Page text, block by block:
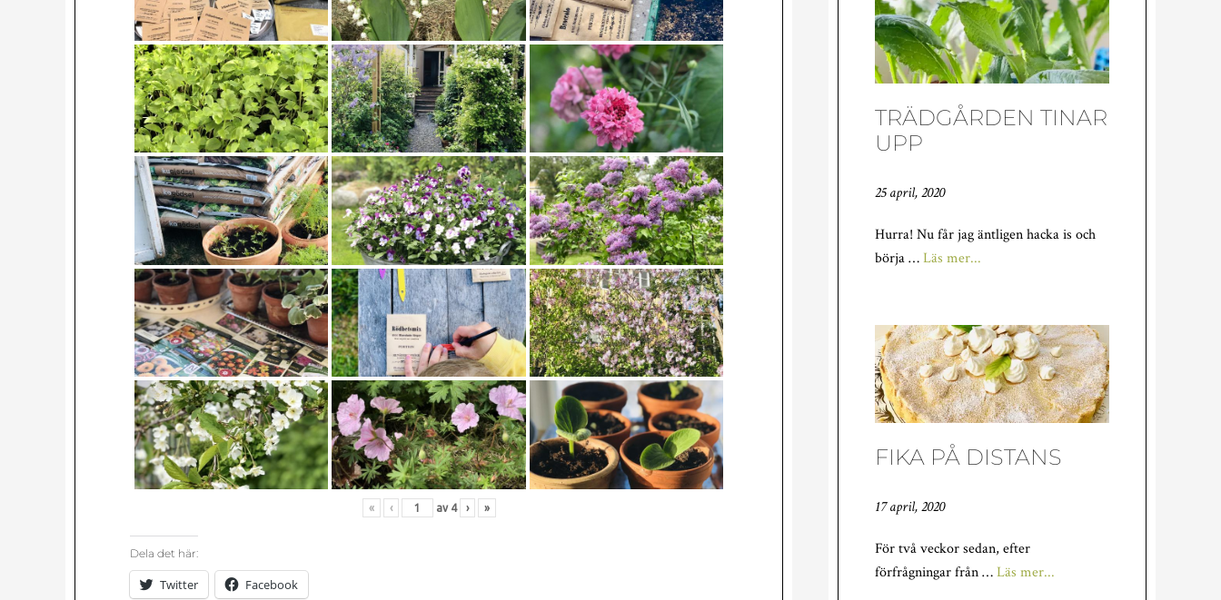
« ‹ av 4 › »
Dela det här:
Twitter Facebook
TRÄDGÅRDEN TINAR
UPP
25 april, 2020
Hurra! Nu får jag äntligen hacka is och
börja …Läs mer...
UPP
FIKA PÅ DISTANS
17 april, 2020
För två veckor sedan, efter
förfrågningar från …Läs mer...